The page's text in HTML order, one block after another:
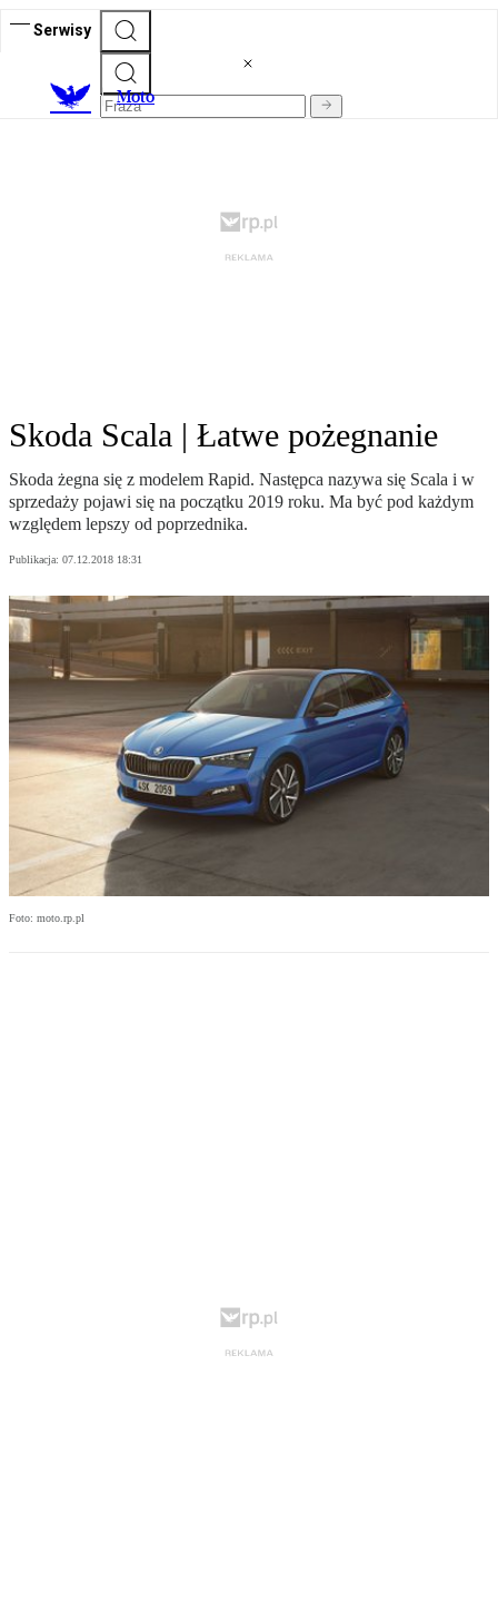
Serwisy
Moto
Skoda Scala | Łatwe pożegnanie
Skoda żegna się z modelem Rapid. Następca nazywa się Scala i w
sprzedaży pojawi się na początku 2019 roku. Ma być pod każdym
względem lepszy od poprzednika.
Publikacja: 07.12.2018 18:31
Foto: moto.rp.pl